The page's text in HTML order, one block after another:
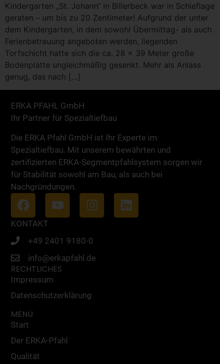
Kindergarten „St. Johann“ in Billerbeck war in Schieflage
geraten – um bis zu 20 Zentimeter! Aufgrund der unter
dem Kindergarten, in dem sowohl Übermittag- als auch
Ferienbetreuung angeboten werden, liegenden
Torfschicht hatte sich die ca. 28 x 39 Meter große
Bodenplatte ungleichmäßig gesenkt. Mehr als Anlass
genug, das nach […]
ERKA PFAHL GmbH
Ihr Partner für Spezialtiefbau
Die ERKA Pfahl GmbH ist Ihr Experte im
Spezialtiefbau. Mit unserem bewährten und
zertifizierten ERKA-Segmentpfahlsystem sorgen wir
für Stabilität sowohl am Bau, als auch bei
Nachgründungen.
KONTAKT
+49 2401 9180-0
info@erkapfahl.de
RECHTLICHES
Impressum
Datenschutzerklärung
MENÜ
Start
Der ERKA-Pfahl
Qualität